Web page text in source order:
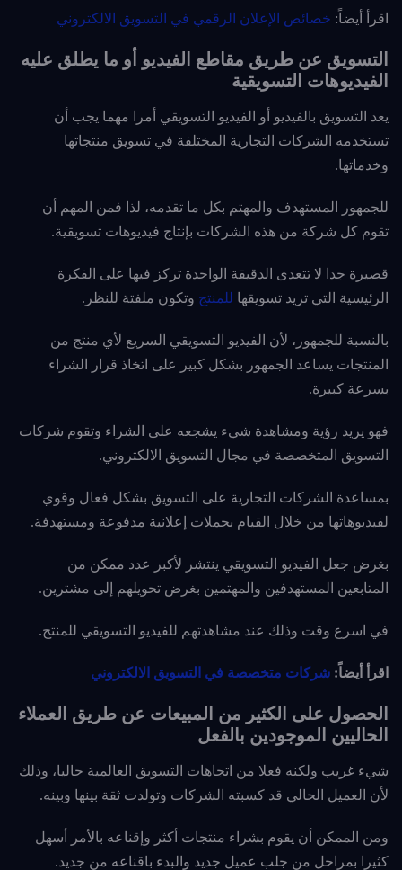
اقرأ أيضاً: خصائص الإعلان الرقمي في التسويق الالكتروني
التسويق عن طريق مقاطع الفيديو أو ما يطلق عليه
الفيديوهات التسويقية
يعد التسويق بالفيديو أو الفيديو التسويقي أمرا مهما يجب أن
تستخدمه الشركات التجارية المختلفة في تسويق منتجاتها
وخدماتها.
للجمهور المستهدف والمهتم بكل ما تقدمه، لذا فمن المهم أن
تقوم كل شركة من هذه الشركات بإنتاج فيديوهات تسويقية.
قصيرة جدا لا تتعدى الدقيقة الواحدة تركز فيها على الفكرة
الرئيسية التي تريد تسويقها للمنتج وتكون ملفتة للنظر.
بالنسبة للجمهور، لأن الفيديو التسويقي السريع لأي منتج من
المنتجات يساعد الجمهور بشكل كبير على اتخاذ قرار الشراء
بسرعة كبيرة.
فهو يريد رؤية ومشاهدة شيء يشجعه على الشراء وتقوم شركات
التسويق المتخصصة في مجال التسويق الالكتروني.
بمساعدة الشركات التجارية على التسويق بشكل فعال وقوي
لفيديوهاتها من خلال القيام بحملات إعلانية مدفوعة ومستهدفة.
بغرض جعل الفيديو التسويقي ينتشر لأكبر عدد ممكن من
المتابعين المستهدفين والمهتمين بغرض تحويلهم إلى مشترين.
في اسرع وقت وذلك عند مشاهدتهم للفيديو التسويقي للمنتج.
اقرأ أيضاً: شركات متخصصة في التسويق الالكتروني
الحصول على الكثير من المبيعات عن طريق العملاء
الحاليين الموجودين بالفعل
شيء غريب ولكنه فعلا من اتجاهات التسويق العالمية حاليا، وذلك
لأن العميل الحالي قد كسبته الشركات وتولدت ثقة بينها وبينه.
ومن الممكن أن يقوم بشراء منتجات أكثر وإقناعه بالأمر أسهل
كثيرا بمراحل من جلب عميل جديد والبدء باقناعه من جديد.